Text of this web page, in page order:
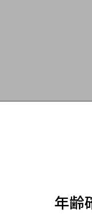
年齢